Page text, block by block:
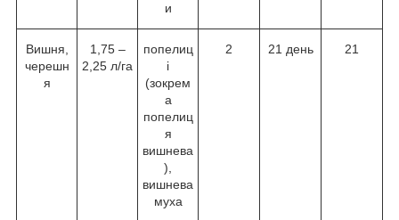
и
Вишня,
черешн
я
1,75 –
2,25 л/га
попелиц
і
(зокрем
а
попелиц
я
вишнева
),
вишнева
муха
2 21 день 21